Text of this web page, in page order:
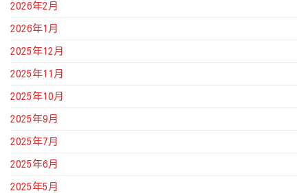
2026年2月
2026年1月
2025年12月
2025年11月
2025年10月
2025年9月
2025年7月
2025年6月
2025年5月